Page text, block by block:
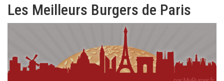
Les Meilleurs Burgers de Paris